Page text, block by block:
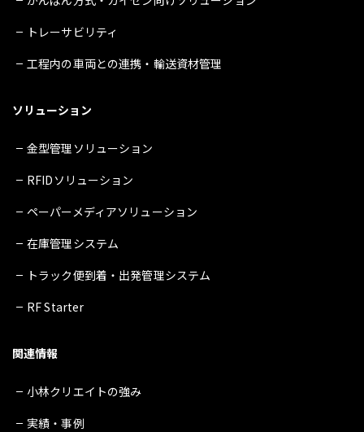
トレーサビリティ
工程内の車両との連携・輸送資材管理
ソリューション
金型管理ソリューション
RFIDソリューション
ペーパーメディアソリューション
在庫管理システム
トラック便到着・出発管理システム
RF Starter
関連情報
小林クリエイトの強み
実績・事例